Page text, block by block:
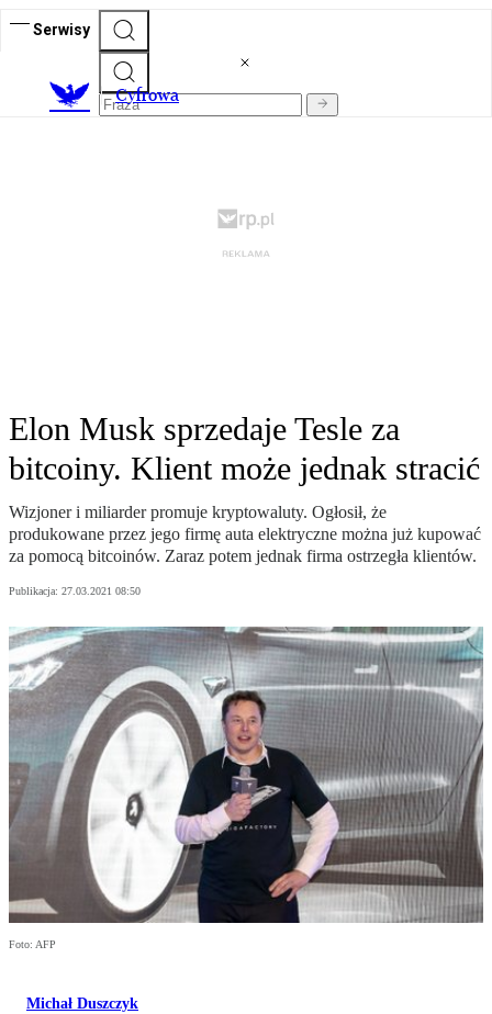
Serwisy
Cyfrowa
Elon Musk sprzedaje Tesle za
bitcoiny. Klient może jednak stracić
Wizjoner i miliarder promuje kryptowaluty. Ogłosił, że
produkowane przez jego firmę auta elektryczne można już kupować
za pomocą bitcoinów. Zaraz potem jednak firma ostrzegła klientów.
Publikacja: 27.03.2021 08:50
Foto: AFP
Michał Duszczyk